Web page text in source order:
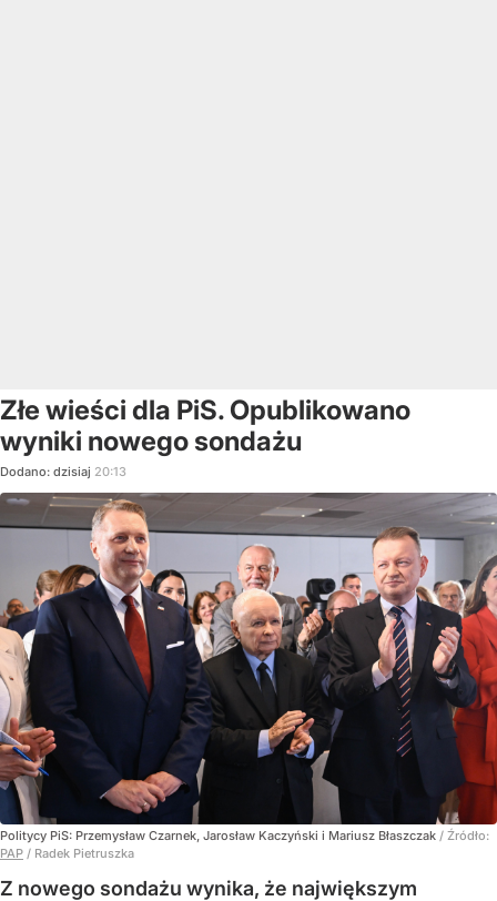
Złe wieści dla PiS. Opublikowano
wyniki nowego sondażu
Dodano: dzisiaj 20:13
Politycy PiS: Przemysław Czarnek, Jarosław Kaczyński i Mariusz Błaszczak / Źródło:
PAP / Radek Pietruszka
Z nowego sondażu wynika, że największym